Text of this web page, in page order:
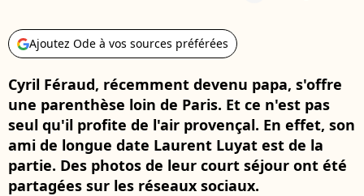
Ajoutez Ode à vos sources préférées
Cyril Féraud, récemment devenu papa, s'offre
une parenthèse loin de Paris. Et ce n'est pas
seul qu'il profite de l'air provençal. En effet, son
ami de longue date Laurent Luyat est de la
partie. Des photos de leur court séjour ont été
partagées sur les réseaux sociaux.